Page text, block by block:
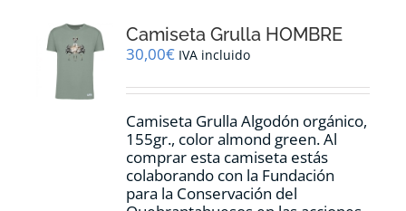
se
pueden
en
página
de
producto
Camiseta Grulla HOMBRE
30,00€ IVA incluido
Camiseta Grulla Algodón orgánico,
155gr., coloralmond green.Al
comprar esta camiseta estás
colaborando con la Fundación
para la Conservación del